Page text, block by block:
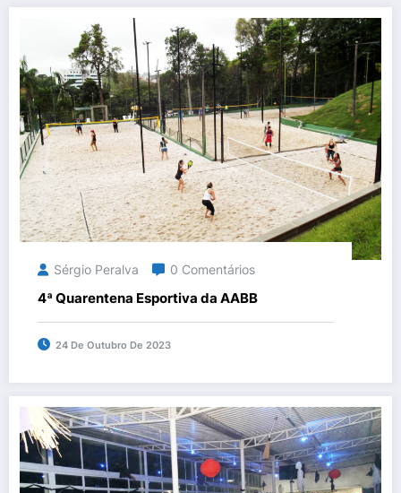
Sérgio Peralva 0 Comentários
4ª Quarentena Esportiva da AABB
24 De Outubro De 2023